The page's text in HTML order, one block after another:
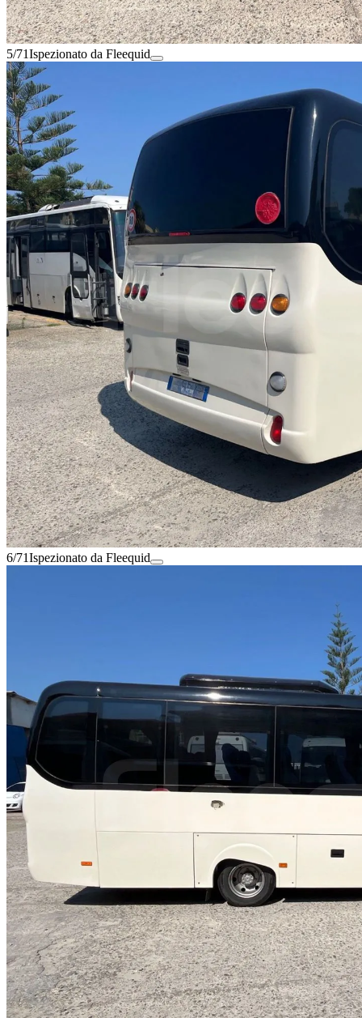
5/71Ispezionato da Fleequid
6/71Ispezionato da Fleequid